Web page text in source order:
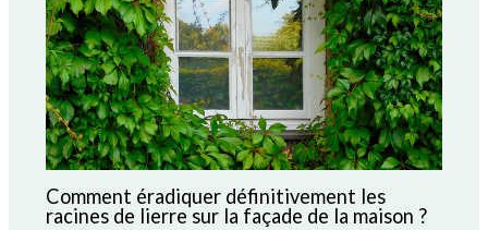
Comment éradiquer définitivement les
racines de lierre sur la façade de la maison ?